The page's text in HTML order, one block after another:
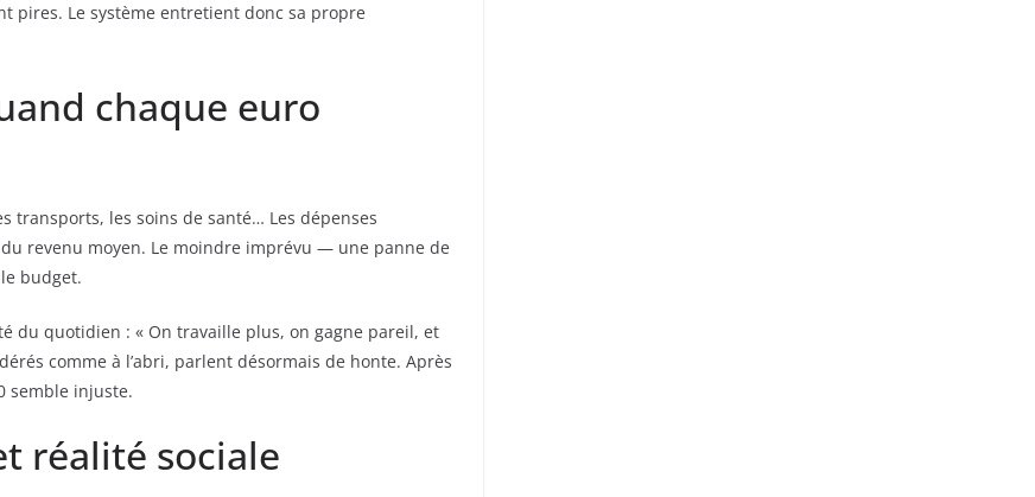
pires. Le système entretient donc sa propre
chaque euro
transports, les soins de santé… Les dépenses
revenu moyen. Le moindre imprévu — une panne de
budget.
du quotidien : « On travaille plus, on gagne pareil, et
comme à l’abri, parlent désormais de honte. Après
semble injuste.
réalité sociale